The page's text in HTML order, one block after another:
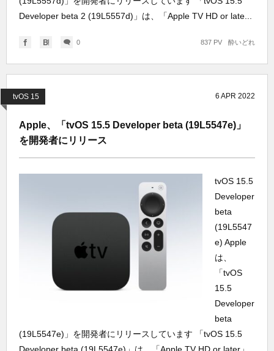
Developer beta 2 (19L5557d)」は、「Apple TV HD or late...
0 酔いどれ
837 PV
tvOS 15 6 APR 2022
Apple、「tvOS 15.5 Developer beta (19L5547e)」
を開発者にリリース
tvOS 15.5
Developer
beta
(19L5547
e) Apple
は、
「tvOS
15.5
Developer
beta
(19L5547e)」を開発者にリリースしています 「tvOS 15.5